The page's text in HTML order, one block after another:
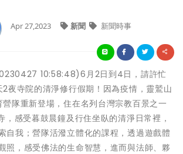
Apr 27,2023 新聞 新聞時事
10:58:48)6月2日到4日，請許忙
夜寺院的清淨修行假期！因為疫情，靈鷲山
隊重新登場，住在名列台灣宗教百景之一
感受暮鼓晨鐘及行住坐臥的清淨日常裡，
自我；營隊活潑立體化的課程，透過遊戲體
照，感受佛法的生命智慧，進而與法師、夥